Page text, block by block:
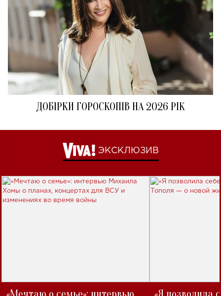
ДОБІРКИ ГОРОСКОПІВ НА 2026 РІК
ЭКСКЛЮЗИВ